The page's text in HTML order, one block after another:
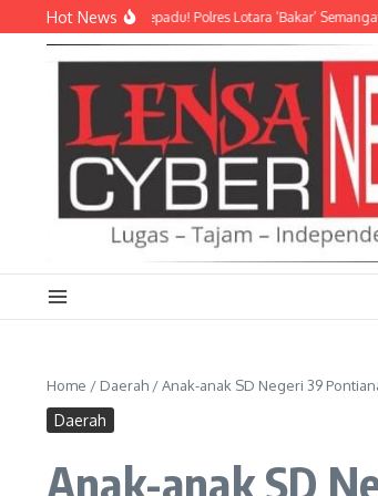
Lewati ke konten
Hot News
Sekadar Adu Pepadu! Polres Lotara ‘Bakar’ Semangat HUT
Home / Daerah /Anak-anak SD Negeri 39
Daerah
Anak-anak SD